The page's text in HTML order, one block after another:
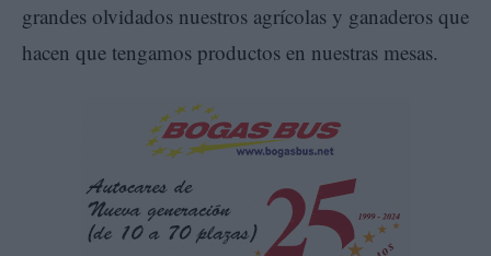
grandes olvidados nuestros agrícolas y ganaderos que
hacen que tengamos productos en nuestras mesas.